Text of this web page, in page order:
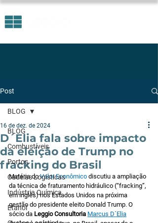
Post
BLOG
Combustíveis
Portos
Cadeias Logísticas
Indústria Química
Etanol
BLOG
D´Elia fala sobre impacto
da eleição de Trump no
fracking do Brasil
16 de dez. de 2024
Matéria do Valor Econômico discutiu a ampliação
da técnica de fraturamento hidráulico (“fracking”,
em inglês) nos Estados Unidos na próxima
gestão do presidente eleito Donald Trump. O
sócio da Leggio Consultoria Marcus D´Elia